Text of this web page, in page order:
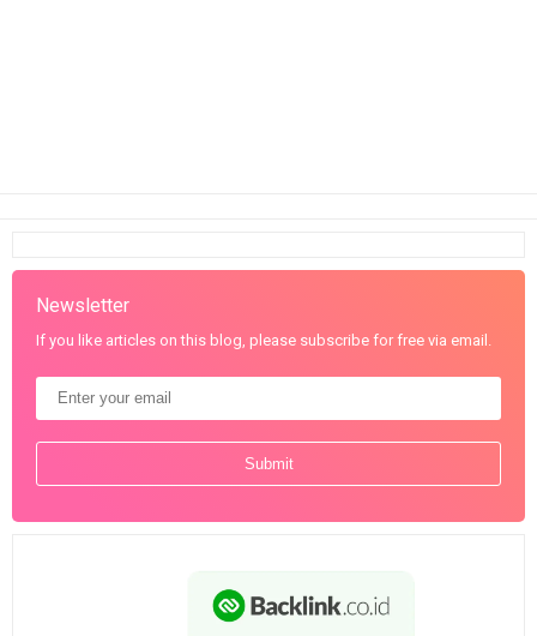
Newsletter
If you like articles on this blog, please subscribe for free via email.